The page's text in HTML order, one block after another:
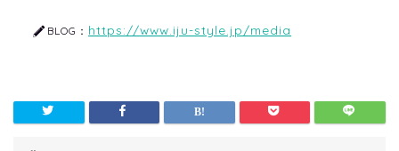
BLOG： https://www.iju-style.jp/media